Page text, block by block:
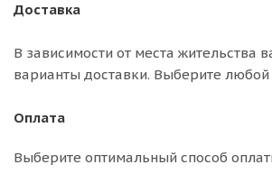
Доставка
В зависимости от места жительства
варианты доставки. Выберите
Оплата
Выберите оптимальный способ